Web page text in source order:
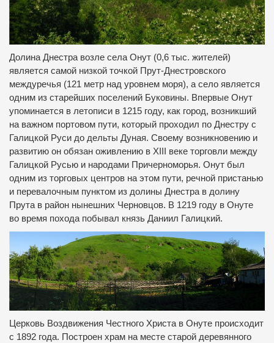
Долина Днестра возле села Онут (0,6 тыс. жителей)
является самой низкой точкой Прут-Днестровского
междуречья (121 метр над уровнем моря), а село является
одним из старейших поселений Буковины. Впервые Онут
упоминается в летописи в 1215 году, как город, возникший
на важном портовом пути, который проходил по Днестру с
Галицкой Руси до дельты Дуная. Своему возникновению и
развитию он обязан оживлению в XIII веке торговли между
Галицкой Русью и народами Причерноморья. Онут был
одним из торговых центров на этом пути, речной пристанью
и перевалочным пунктом из долины Днестра в долину
Прута в район нынешних Черновцов. В 1219 году в Онуте
во время похода побывал князь Даниил Галицкий.
Церковь Воздвижения Честного Христа в Онуте происходит
с 1892 года. Построен храм на месте старой деревянного